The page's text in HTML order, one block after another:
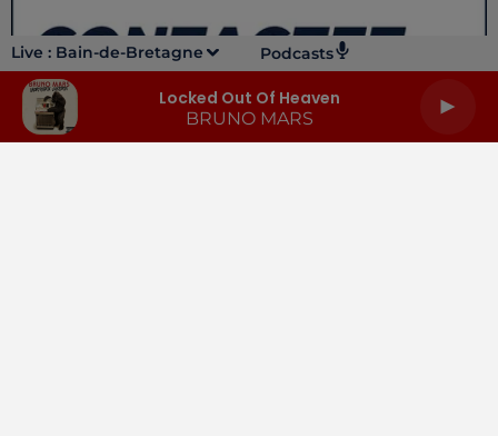
Live : Bain-de-Bretagne Podcasts
Locked Out Of Heaven
BRUNO MARS